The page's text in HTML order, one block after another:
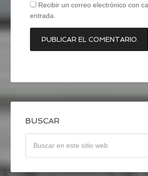
Recibir un correo electrónico con
entrada.
BUSCAR